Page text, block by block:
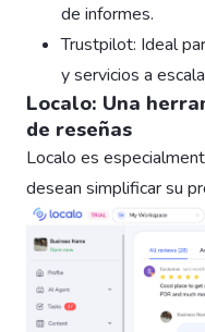
de informes.
Trustpilot: Ideal
y servicios a
Localo: Una
de reseñas
Localo es
desean simplificar su